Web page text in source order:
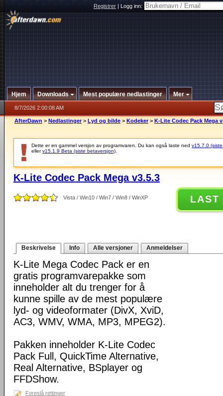
Registrer|Logg inn:
Hjem Downloads Mest populære nedlastinger Mer
8/7/2026 2:00:08 AM
AfterDawn > Nedlastinger > Lyd og bilde > Kodeker > K-Lite Codec Pack Mega
Dette er en gammel versjon av programvaren. Du kan også laste ned v15.7.0
ellerv15.1.9 Beta (siste betaversjon)
K-Lite Codec Pack Mega v3.5.3
Vista / Win10 / Win7 / Win8 / WinXP LAST
Beskrivelse Info Alle versjoner Anmeldelser
K-Lite Mega Codec Pack er en
gratis programvarepakke som
inneholder alt du trenger for å
kunne spille av de mest populære
lyd- og videoformater (DivX, XviD,
AC3, WMV, WMA, MP3, MPEG2).
Pakken inneholder K-Lite Codec
Pack Full, QuickTime Alternative,
Real Alternative, BSplayer og
FFDShow.
Foreslå rettinger